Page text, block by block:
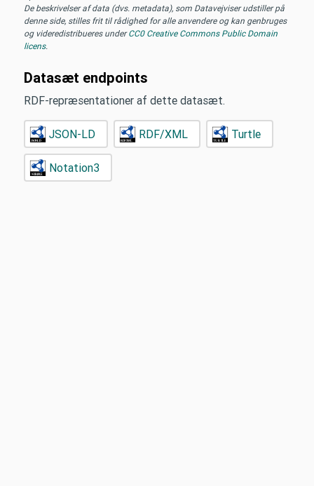
De beskrivelser af data (dvs. metadata), som Datavejviser udstiller på
denne side, stilles frit til rådighed for alle anvendere og kan genbruges
og videredistribueres underCC0 Creative Commons Public Domain
licens.
Datasæt endpoints
RDF-repræsentationer af dette datasæt.
JSON-LD RDF/XML Turtle
Notation3